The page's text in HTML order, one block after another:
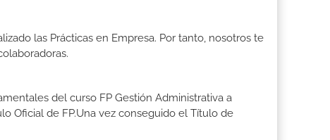
las Prácticas en Empresa. Por tanto, nosotros te
del curso FP Gestión Administrativa a
Oficial de FP.Una vez conseguido el Título de